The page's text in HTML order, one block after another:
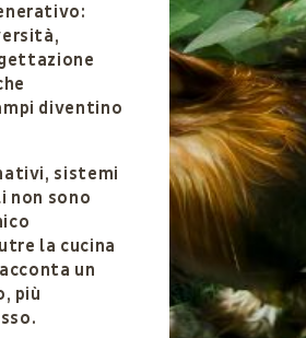
diventino
sistemi
non sono
la cucina
un
più